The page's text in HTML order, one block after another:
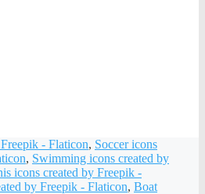
- Flaticon, Soccer icons
, Swimming icons created by
icons created by Freepik -
by Freepik - Flaticon, Boat